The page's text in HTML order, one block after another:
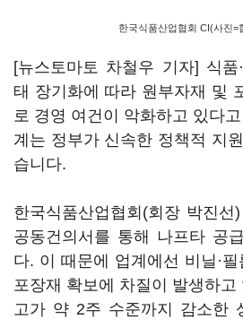
한국식품산업협회 CI(사진=
[뉴스토마토 차철우 기자] 식
태 장기화에 따라 원부자재 및
로 경영 여건이 악화하고 있다
계는 정부가 신속한 정책적 지
습니다.
한국식품산업협회(회장 박진
공동건의서를 통해 나프타 공
다. 이 때문에 업계에선 비닐·
포장재 확보에 차질이 발생하고
고가 약 2주 수준까지 감소한